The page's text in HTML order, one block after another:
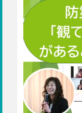
三重 滋賀
奈良
和歌
中国
鳥取 島根
徳島 香川
九州・沖縄